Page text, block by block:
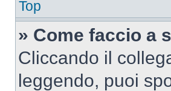
Top
» Come faccio a
Cliccando il
leggendo, puoi